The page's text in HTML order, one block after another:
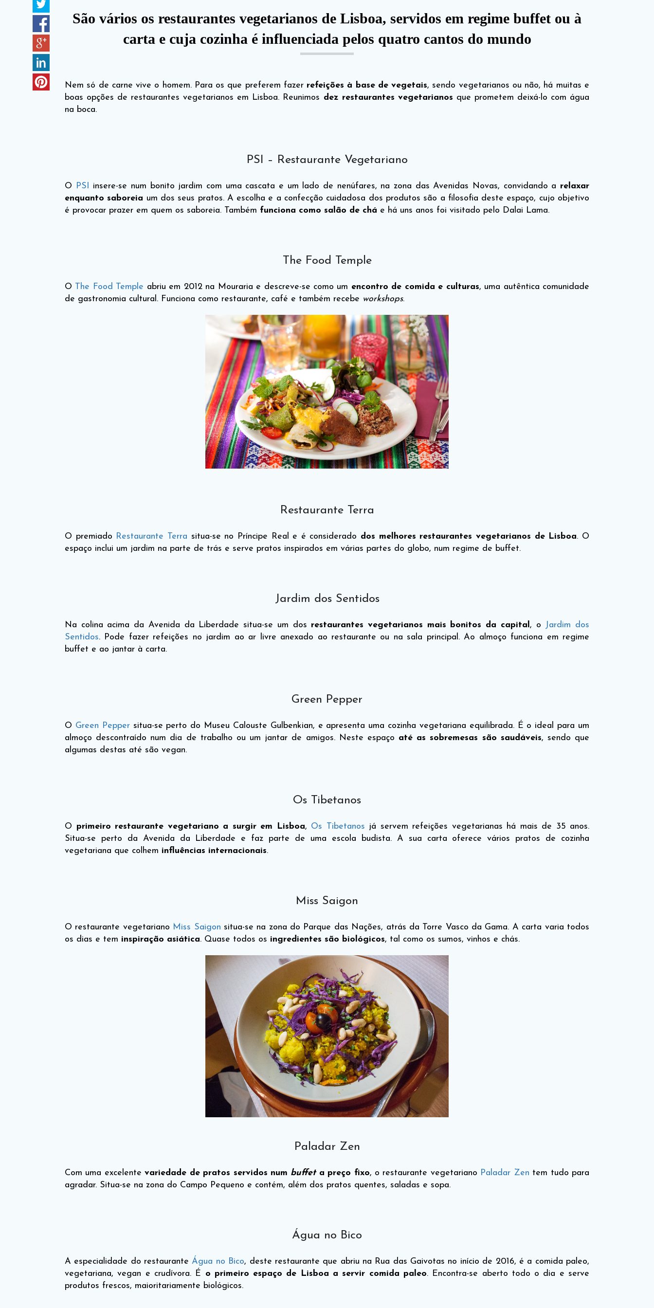
São vários os restaurantes vegetarianos de Lisboa, servidos em regime buffet ou à
carta e cuja cozinha é influenciada pelos quatro cantos do mundo
Nem só de carne vive o homem. Para os que preferem fazer refeições à base de vegetais, sendo vegetarianos ou não, há muitas e
boas opções de restaurantes vegetarianos em Lisboa. Reunimos dez restaurantes vegetarianos que prometem deixá-lo com água
na boca.
PSI – Restaurante Vegetariano
O PSI insere-se num bonito jardim com uma cascata e um lado de nenúfares, na zona das Avenidas Novas, convidando a relaxar
enquanto saboreia um dos seus pratos. A escolha e a confecção cuidadosa dos produtos são a filosofia deste espaço, cujo objetivo
é provocar prazer em quem os saboreia. Também funciona como salão de chá e há uns anos foi visitado pelo Dalai Lama.
The Food Temple
O The Food Temple abriu em 2012 na Mouraria e descreve-se como um encontro de comida e culturas, uma autêntica comunidade
de gastronomia cultural. Funciona como restaurante, café e também recebe workshops.
Restaurante Terra
O premiado Restaurante Terra situa-se no Príncipe Real e é considerado dos melhores restaurantes vegetarianos de Lisboa. O
espaço inclui um jardim na parte de trás e serve pratos inspirados em várias partes do globo, num regime de buffet.
Jardim dos Sentidos
Na colina acima da Avenida da Liberdade situa-se um dos restaurantes vegetarianos mais bonitos da capital, o
Jardim dos
Sentidos. Pode fazer refeições no jardim ao ar livre anexado ao restaurante ou na sala principal. Ao almoço funciona em regime
buffet e ao jantar à carta.
Green Pepper
O Green Peppersitua-se perto do Museu Calouste Gulbenkian, e apresenta uma cozinha vegetariana equilibrada. É o ideal para um
almoço descontraído num dia de trabalho ou um jantar de amigos. Neste espaço até as sobremesas são saudáveis, sendo que
algumas destas até são vegan.
Os Tibetanos
O primeiro restaurante vegetariano a surgir em Lisboa, Os Tibetanos já servem refeições vegetarianas há mais de 35 anos.
Situa-se perto da Avenida da Liberdade e faz parte de uma escola budista. A sua carta oferece vários pratos de cozinha
vegetariana que colhem influências internacionais.
Miss Saigon
O restaurante vegetariano Miss Saigon situa-se na zona do Parque das Nações, atrás da Torre Vasco da Gama. A carta varia todos
os dias e tem inspiração asiática. Quase todos os ingredientes são biológicos, tal como os sumos, vinhos e chás.
Paladar Zen
Com uma excelentevariedade de pratos servidos num buffet a preço fixo, o restaurante vegetariano Paladar Zen tem tudo para
agradar. Situa-se na zona do Campo Pequeno e contém, além dos pratos quentes, saladas e sopa.
Água no Bico
A especialidade do restauranteÁgua no Bico, deste restaurante que abriu na Rua das Gaivotas no início de 2016, é a comida paleo,
vegetariana, vegan e crudívora. É o primeiro espaço de Lisboa a servir comida paleo. Encontra-se aberto todo o dia e serve
produtos frescos, maioritariamente biológicos.